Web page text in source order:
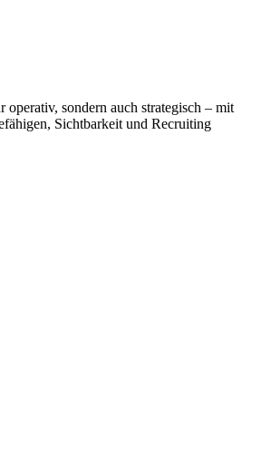
sondern auch strategisch – mit
Sichtbarkeit und Recruiting